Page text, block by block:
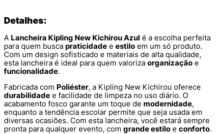
Detalhes:
A Lancheira Kipling New Kichirou Azul é a escolha perfeita
para quem busca praticidade e estilo em um só produto.
Com um design sofisticado e materiais de alta qualidade,
esta lancheira é ideal para quem valoriza organização e
funcionalidade.
Fabricada com Poliéster, a Kipling New Kichirou oferece
durabilidade e facilidade de limpeza no uso diário. O
acabamento fosco garante um toque de modernidade,
enquanto a tendência escolar permite que seja usada em
diversas ocasiões. Com esta lancheira, você estará sempre
pronta para qualquer evento, com grande estilo e conforto.